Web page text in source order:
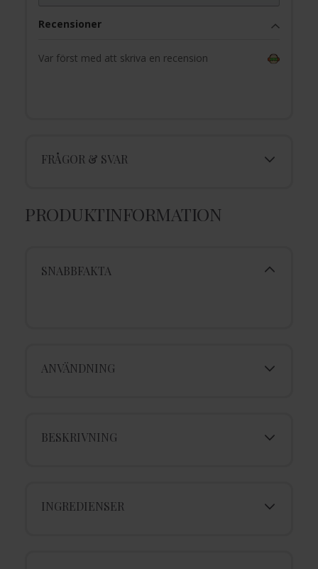
Recensioner
Var först med att skriva en recension
FRÅGOR & SVAR
PRODUKTINFORMATION
SNABBFAKTA
ANVÄNDNING
BESKRIVNING
INGREDIENSER